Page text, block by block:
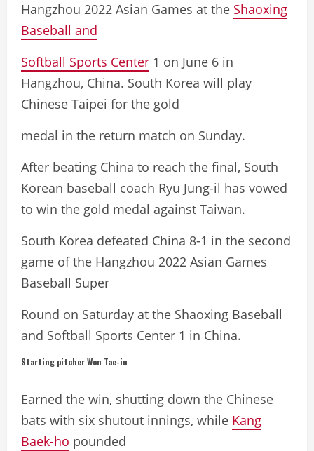
Hangzhou 2022 Asian Games at the Shaoxing
Baseball and
Softball Sports Center 1 on June 6 in
Hangzhou, China. South Korea will play
Chinese Taipei for the gold
medal in the return match on Sunday.
After beating China to reach the final, South
Korean baseball coach Ryu Jung-il has vowed
to win the gold medal against Taiwan.
South Korea defeated China 8-1 in the second
game of the Hangzhou 2022 Asian Games
Baseball Super
Round on Saturday at the Shaoxing Baseball
and Softball Sports Center 1 in China.
Starting pitcher Won Tae-in
Earned the win, shutting down the Chinese
bats with six shutout innings, while Kang
Baek-ho pounded